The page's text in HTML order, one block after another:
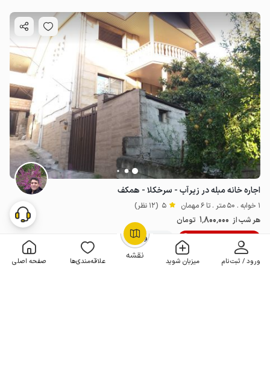
نقشه ورود / ثبت‌نام میزبان شوید علاقه‌مندی‌ها صفحه اصلی
OpenStreetMap
اجاره خانه مبله در زیرآب - سرخکلا - همکف
1 خوابه . 50 متر . تا 6 مهمان 5 (12 نظر)
هر شب از 1٬800٬000 تومان